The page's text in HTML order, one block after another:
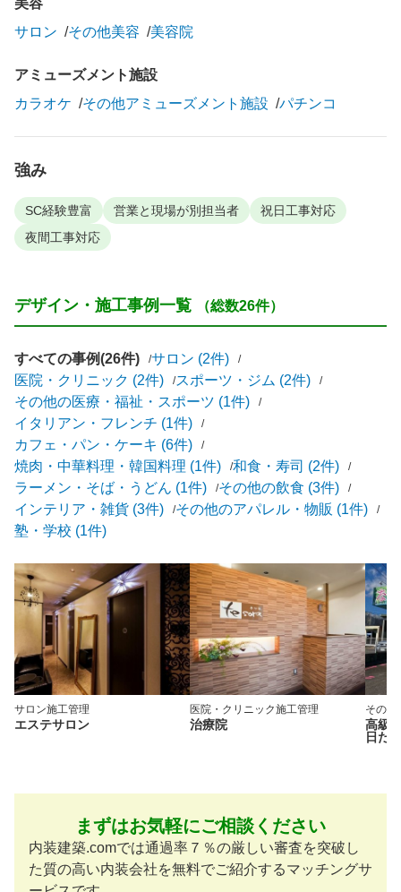
サロン
その他美容 美容院
アミューズメント施設
カラオケ
その他アミューズメント施設 パチンコ
強み
SC経験豊富 営業と現場が別担当者
祝日工事対応
夜間工事対応
デザイン・施工事例一覧 （総数26件）
すべての事例(26件)
サロン (2件)
医院・クリニック (2件)
スポーツ・ジム (2件)
その他の医療・福祉・スポーツ (1件)
イタリアン・フレンチ (1件)
カフェ・パン・ケーキ (6件)
焼肉・中華料理・韓国料理 (1件)
和食・寿司 (2件)
ラーメン・そば・うどん (1件)
その他の飲食 (3件)
インテリア・雑貨 (3件)
その他のアパレル・物販 (1件)
塾・学校 (1件)
サロン施工管理
エステサロン
医院・クリニック施工管理
治療院
その他
高級
日だ
まずはお気軽にご相談ください
内装建築.comでは通過率７％の厳しい審査を突破し
た質の高い内装会社を無料でご紹介するマッチングサ